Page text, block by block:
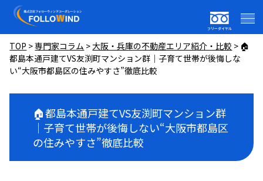
フリーダイヤル
TOP >専門家コラム >大阪・兵庫の不動産エリア紹介・比較 > 🏠
都島本通戸建てVS友渕町マンション群｜子育て世帯が後悔しな
い“大阪市都島区の住みやすさ”徹底比較
🏠都島本通戸建てVS友渕町マンション群
｜子育て世帯が後悔しない“大阪市都島区
の住みやすさ”徹底比較